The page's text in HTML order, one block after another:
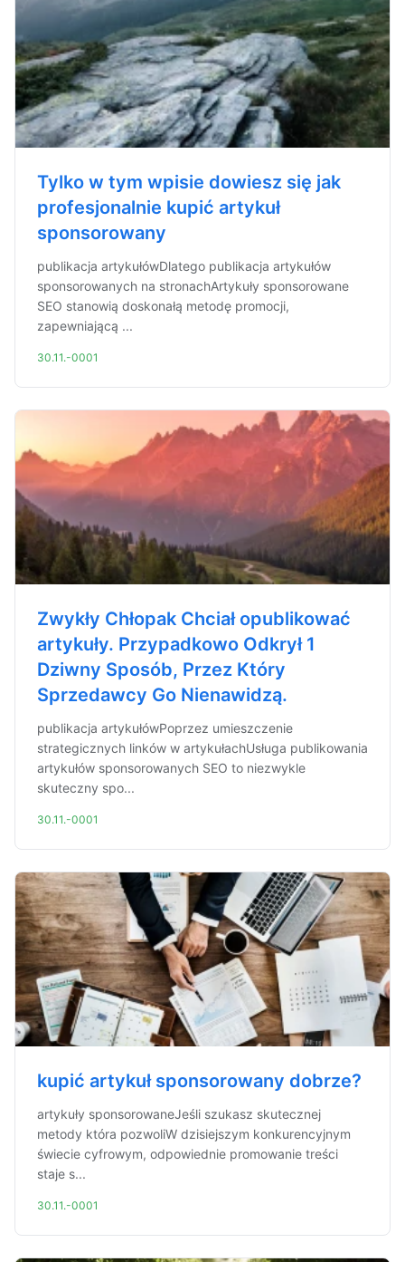
Tylko w tym wpisie dowiesz się jak
profesjonalnie kupić artykuł
sponsorowany
publikacja artykułówDlatego publikacja artykułów
sponsorowanych na stronachArtykuły sponsorowane
SEO stanowią doskonałą metodę promocji,
zapewniającą ...
30.11.-0001
Zwykły Chłopak Chciał opublikować
artykuły. Przypadkowo Odkrył 1
Dziwny Sposób, Przez Który
Sprzedawcy Go Nienawidzą.
publikacja artykułówPoprzez umieszczenie
strategicznych linków w artykułachUsługa publikowania
artykułów sponsorowanych SEO to niezwykle
skuteczny spo...
30.11.-0001
kupić artykuł sponsorowany dobrze?
artykuły sponsorowaneJeśli szukasz skutecznej
metody która pozwoliW dzisiejszym konkurencyjnym
świecie cyfrowym, odpowiednie promowanie treści
staje s...
30.11.-0001